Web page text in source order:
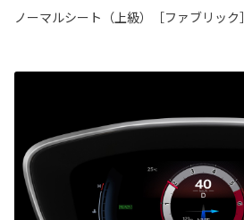
ノーマルシート（上級）［ファブリック］